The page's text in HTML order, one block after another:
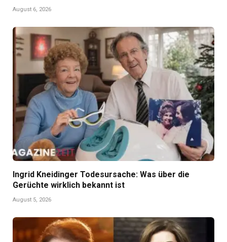
August 6, 2026
Ingrid Kneidinger Todesursache: Was über die
Gerüchte wirklich bekannt ist
August 5, 2026